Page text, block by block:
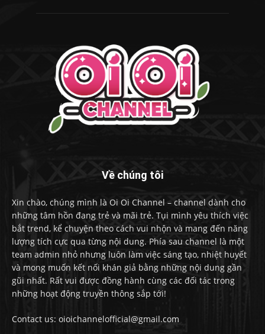
Về chúng tôi
Xin chào, chúng mình là Oi Oi Channel – channel dành cho
những tâm hồn đang trẻ và mãi trẻ. Tụi mình yêu thích việc
bắt trend, kể chuyện theo cách vui nhộn và mang đến năng
lượng tích cực qua từng nội dung. Phía sau channel là một
team admin nhỏ nhưng luôn làm việc sáng tạo, nhiệt huyết
và mong muốn kết nối khán giả bằng những nội dung gần
gũi nhất. Rất vui được đồng hành cùng các đối tác trong
những hoạt động truyền thông sắp tới!
Contact us: oioichannelofficial@gmail.com